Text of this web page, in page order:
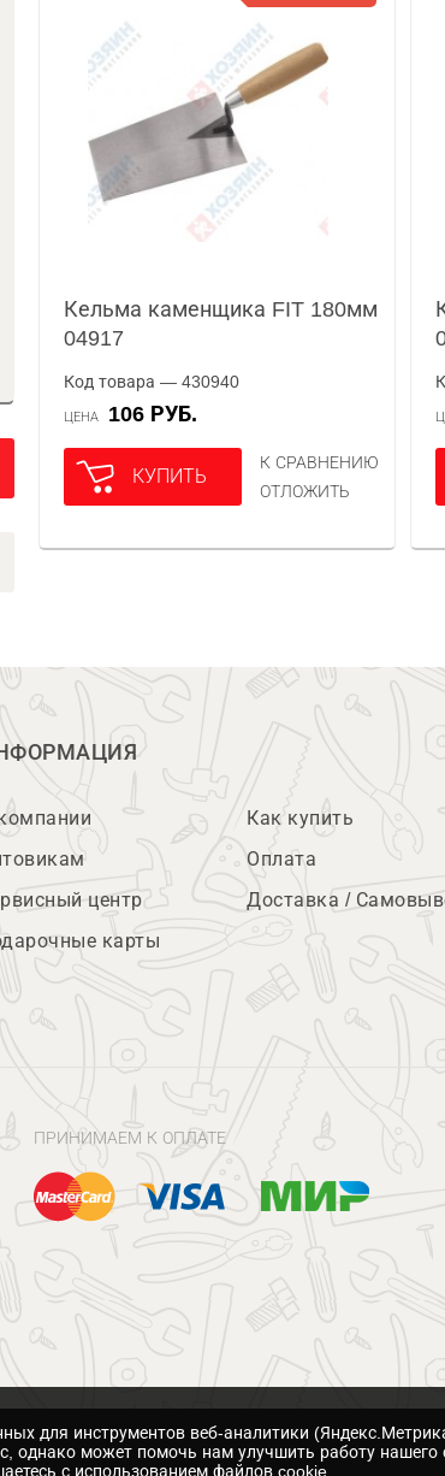
Кельма каменщика FIT 180мм
04917
Код товара — 430940
ЦЕНА 106 РУБ.
КУПИТЬ
К СРАВНЕНИЮ
ОТЛОЖИТЬ
центр
карты
Как купить
Оплата
Доставка /
ПРИНИМАЕМ К ОПЛАТЕ
для инструментов веб-аналитики
однако может помочь нам улучшить работу нашего
с использованием файлов cookie.